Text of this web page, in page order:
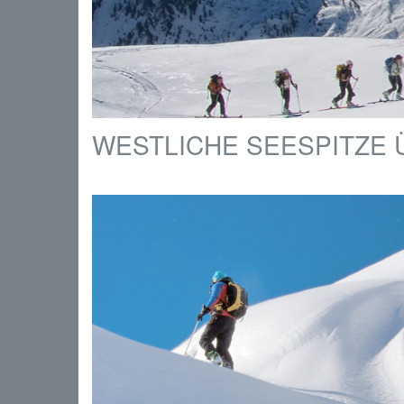
WESTLICHE SEESPITZE